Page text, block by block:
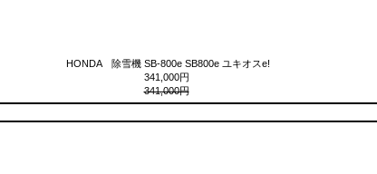
HONDA 除雪機 SB-800e SB800e ユキオスe!
341,000円
341,000円